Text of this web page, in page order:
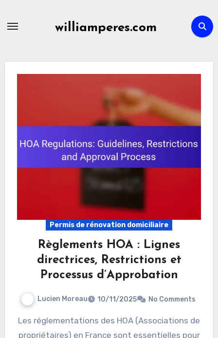
williamperes.com
Permis de rénovation domiciliaire
Règlements HOA : Lignes
directrices, Restrictions et
Processus d’Approbation
Lucien Moreau 10/11/2025 No Comments
Les réglementations des HOA (Associations de
propriétaires) en France sont essentielles pour